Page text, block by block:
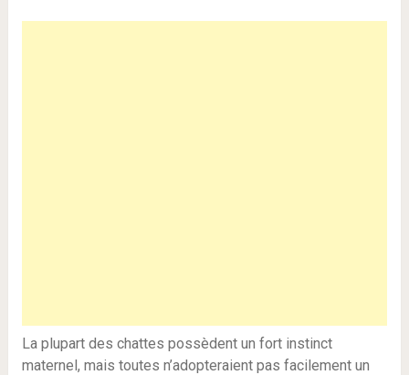
La plupart des chattes possèdent un fort instinct
maternel, mais toutes n’adopteraient pas facilement un